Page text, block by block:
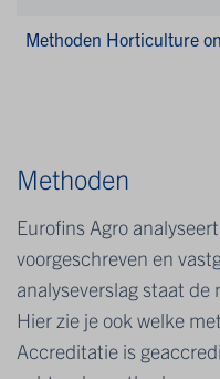
Methoden Horticulture
Methoden
Eurofins Agro
voorgeschreven en
analyseverslag staat
Hier zie je ook welke
Accreditatie is